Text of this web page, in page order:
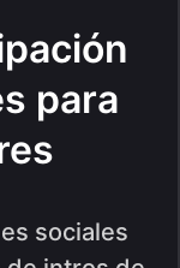
para
sociales